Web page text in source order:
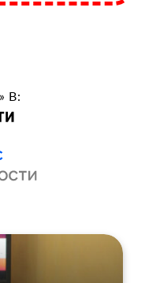
В: